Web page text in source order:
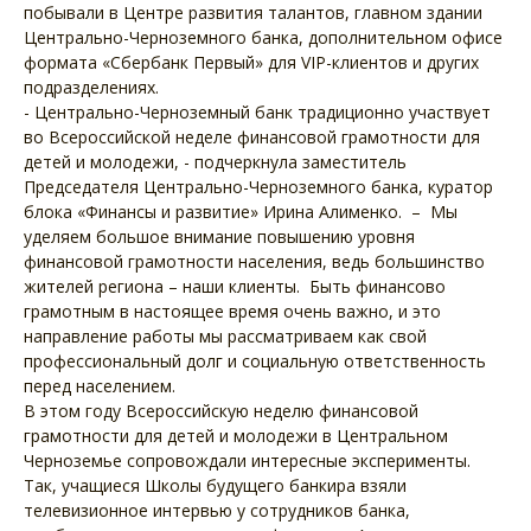
побывали в Центре развития талантов, главном здании
Центрально-Черноземного банка, дополнительном офисе
формата «Сбербанк Первый» для VIP-клиентов и других
подразделениях.
- Центрально-Черноземный банк традиционно участвует
во Всероссийской неделе финансовой грамотности для
детей и молодежи, - подчеркнула заместитель
Председателя Центрально-Черноземного банка, куратор
блока «Финансы и развитие» Ирина Алименко. – Мы
уделяем большое внимание повышению уровня
финансовой грамотности населения, ведь большинство
жителей региона – наши клиенты. Быть финансово
грамотным в настоящее время очень важно, и это
направление работы мы рассматриваем как свой
профессиональный долг и социальную ответственность
перед населением.
В этом году Всероссийскую неделю финансовой
грамотности для детей и молодежи в Центральном
Черноземье сопровождали интересные эксперименты.
Так, учащиеся Школы будущего банкира взяли
телевизионное интервью у сотрудников банка,